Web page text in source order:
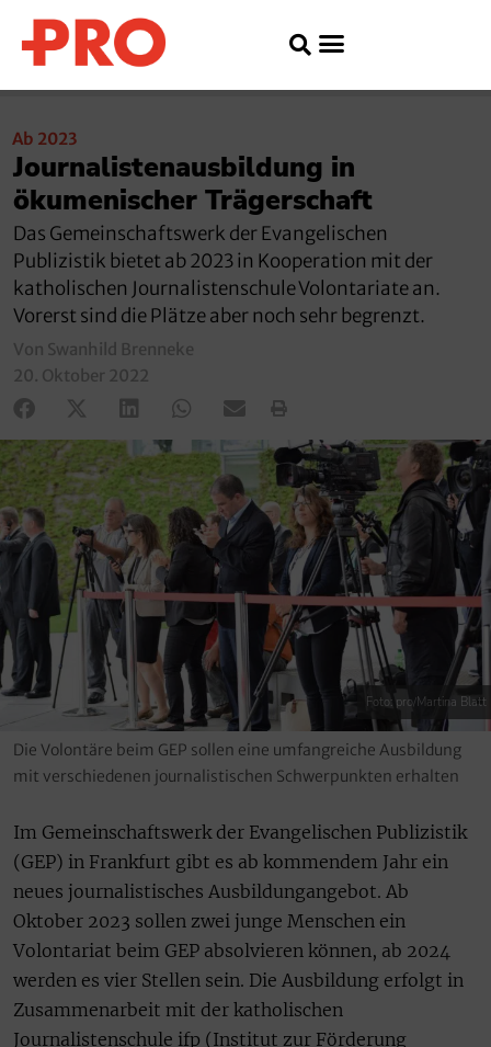
Ab 2023
Journalistenausbildung in
ökumenischer Trägerschaft
Das Gemeinschaftswerk der Evangelischen
Publizistik bietet ab 2023 in Kooperation mit der
katholischen Journalistenschule Volontariate an.
Vorerst sind die Plätze aber noch sehr begrenzt.
Von Swanhild Brenneke
20. Oktober 2022
Foto: pro/Martina Blatt
Die Volontäre beim GEP sollen eine umfangreiche Ausbildung
mit verschiedenen journalistischen Schwerpunkten erhalten
Im Gemeinschaftswerk der Evangelischen Publizistik
(GEP) in Frankfurt gibt es ab kommendem Jahr ein
neues journalistisches Ausbildungangebot. Ab
Oktober 2023 sollen zwei junge Menschen ein
Volontariat beim GEP absolvieren können, ab 2024
werden es vier Stellen sein. Die Ausbildung erfolgt in
Zusammenarbeit mit der katholischen
Journalistenschule ifp (Institut zur Förderung